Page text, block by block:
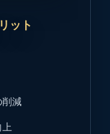
ット
削減